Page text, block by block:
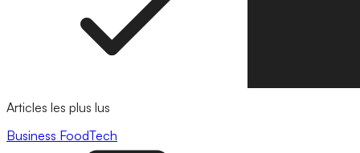
Articles les plus lus
Business FoodTech